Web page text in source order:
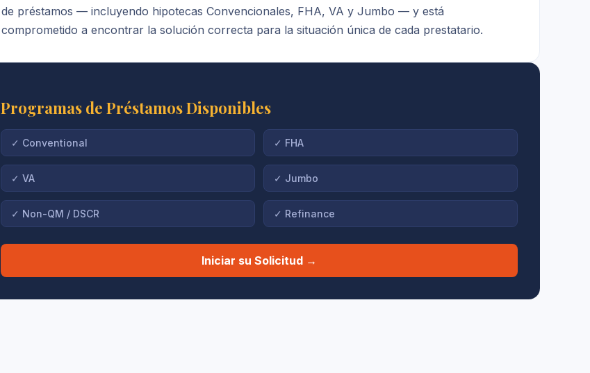
de préstamos — incluyendo hipotecas Convencionales, FHA, VA y Jumbo — y está
comprometido a encontrar la solución correcta para la situación única de cada prestatario.
Programas de Préstamos Disponibles
✓ Conventional ✓ FHA
✓ VA ✓ Jumbo
✓ Non-QM / DSCR ✓ Refinance
Iniciar su Solicitud →